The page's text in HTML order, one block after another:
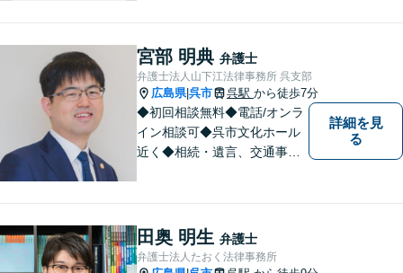
宮部 明典 弁護士
弁護士法人山下江法律事務所 呉支部
広島県|呉市 呉駅 から徒歩7分
◆初回相談無料◆電話/オンラ
イン相談可◆呉市文化ホール
近く◆相続・遺言、交通事
など。話しにくいことも安心
してご相談ください。あなた
の気持ちに寄り添い、丁寧に
詳細を見
る
田奥 明生 弁護士
弁護士法人たおく法律事務所